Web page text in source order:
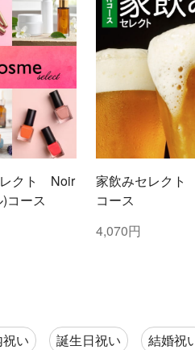
レクト Noir
コース
家飲みセレク
コース
4,070円
い 誕生日祝い 結婚祝